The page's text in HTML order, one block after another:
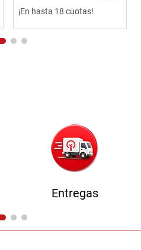
¡En hasta 18 cuotas!
Entregas